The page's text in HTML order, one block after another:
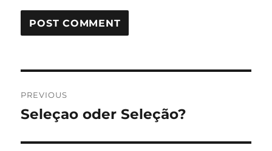
navigation
PREVIOUS
Previous
Seleçao oder Seleção?